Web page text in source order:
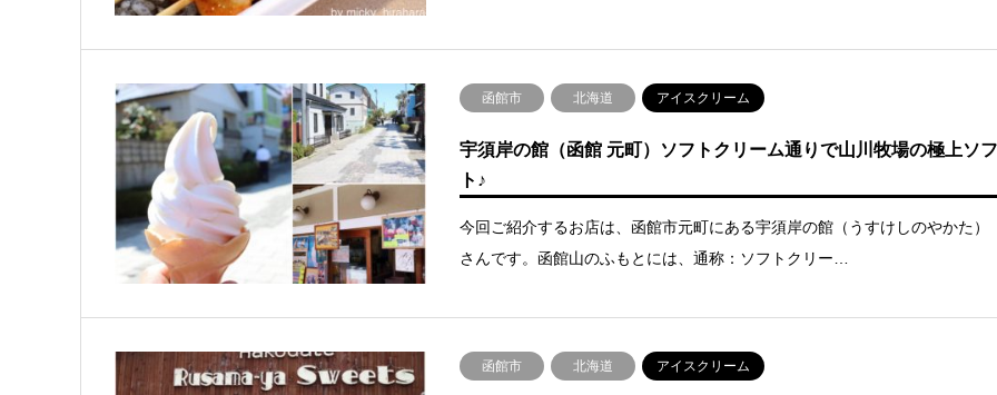
函館市 北海道 アイスクリーム
宇須岸の館（函館 元町）ソフトクリーム通りで山川牧場の極上ソフ
ト♪
今回ご紹介するお店は、函館市元町にある宇須岸の館（うすけしのやかた）
さんです。函館山のふもとには、通称：ソフトクリー…
函館市 北海道 アイスクリーム